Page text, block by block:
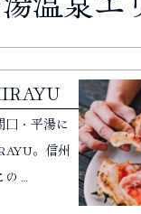
口・平湯に
。信州
…